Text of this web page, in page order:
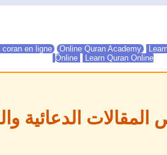
en ligne Online Quran Academy
Online
Learn Quran Online
الدعائية